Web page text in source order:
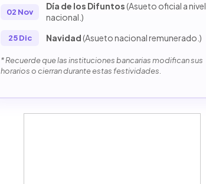
02 Nov
Día de los Difuntos(Asueto oficial a nivel
nacional.)
25 Dic Navidad(Asueto nacional remunerado.)
* Recuerde que las instituciones bancarias modifican sus
horarios o cierran durante estas festividades.